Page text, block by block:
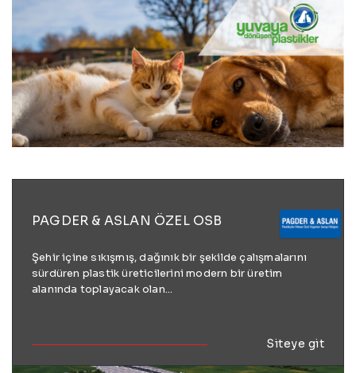
PAGDER & ASLAN ÖZEL OSB
Şehir içine sıkışmış, dağınık bir şekilde çalışmalarını
sürdüren plastik üreticilerini modern bir üretim
alanında toplayacak olan...
Siteye git